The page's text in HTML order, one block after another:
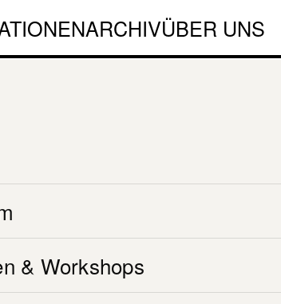
ARCHIVÜBER UNS
& Workshops